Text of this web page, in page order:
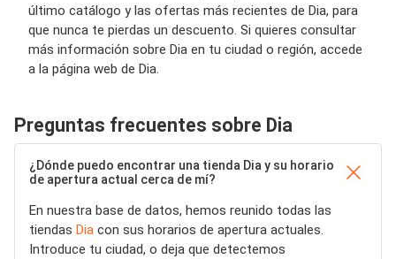
último catálogo y las ofertas más recientes de Dia, para
que nunca te pierdas un descuento. Si quieres consultar
más información sobre Dia en tu ciudad o región, accede
a la página web de Dia.
Preguntas frecuentes sobre Dia
¿Dónde puedo encontrar una tienda Dia y su horario
de apertura actual cerca de mí?
En nuestra base de datos, hemos reunido todas las
tiendas Dia con sus horarios de apertura actuales.
Introduce tu ciudad, o deja que detectemos